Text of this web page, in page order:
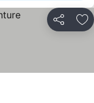
Compartir
precios